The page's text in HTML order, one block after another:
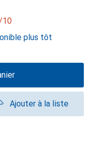
10
plus tôt
Ajouter à la liste